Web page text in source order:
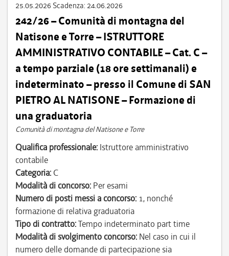
25.05.2026 Scadenza: 24.06.2026
242/26 – Comunità di montagna del
Natisone e Torre – ISTRUTTORE
AMMINISTRATIVO CONTABILE – Cat. C –
a tempo parziale (18 ore settimanali) e
indeterminato – presso il Comune di SAN
PIETRO AL NATISONE – Formazione di
una graduatoria
Comunità di montagna del Natisone e Torre
Qualifica professionale: Istruttore amministrativo
contabile
Categoria: C
Modalità di concorso: Per esami
Numero di posti messi a concorso: 1, nonché
formazione di relativa graduatoria
Tipo di contratto:Tempo indeterminato part time
Modalità di svolgimento concorso: Nel caso in cui il
numero delle domande di partecipazione sia